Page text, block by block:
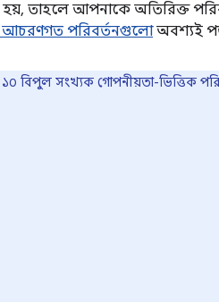
হয়, তাহলে আপনাকে অতিরিক্ত
আচরণগত পরিবর্তনগুলোঅবশ্যই
বিপুল সংখ্যক গোপনীয়তা-ভিত্তিক